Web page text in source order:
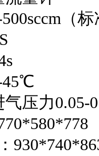
500sccm（
45℃
压力0.05-